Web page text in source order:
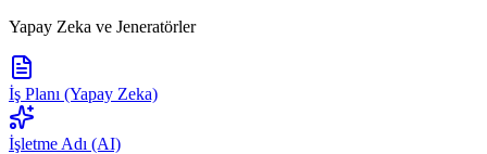
Yapay Zeka ve Jeneratörler
İş Planı (Yapay Zeka)
İşletme Adı (AI)